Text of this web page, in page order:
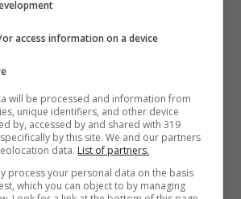
Italia.
in quanto i felsinei
a battere i bergamaschi
scarto, battere l’Inter all’ultima
sperare in
della Dea per mano
access information on a device
will be processed and information from
unique identifiers, and other device
by, accessed by and shared with 319
by this site. We and our partners
data. List of partners.
process your personal data on the basis
which you can object to by managing